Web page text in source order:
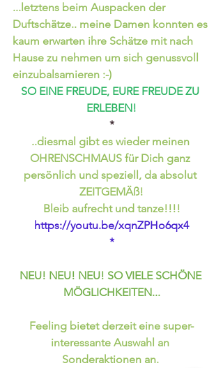
...letztens beim Auspacken der
Duftschätze.. meine Damen konnten es
kaum erwarten ihre Schätze mit nach
Hause zu nehmen um sich genussvoll
einzubalsamieren :-)
SO EINE FREUDE, EURE FREUDE ZU
ERLEBEN!
*
..diesmal gibt es wieder meinen
OHRENSCHMAUS für Dich ganz
persönlich und speziell, da absolut
ZEITGEMÄß!
Bleib aufrecht und tanze!!!!
https://youtu.be/xqnZPHo6qx4
*
NEU! NEU! NEU! SO VIELE SCHÖNE
MÖGLICHKEITEN...
Feeling bietet derzeit eine super-
interessante Auswahl an
Sonderaktionen an.